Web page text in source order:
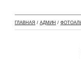
ГЛАВНАЯ / АДМИН /